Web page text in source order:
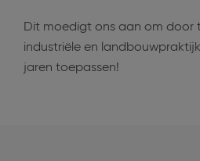
Dit moedigt ons aan om door
industriële en
jaren toepassen!